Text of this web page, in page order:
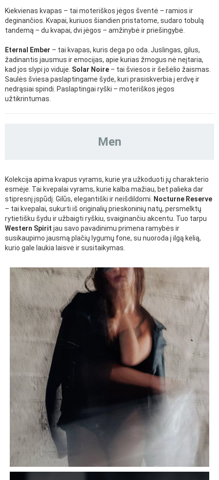
Kiekvienas kvapas – tai moteriškos jėgos šventė – ramios ir
deginančios. Kvapai, kuriuos šiandien pristatome, sudaro tobulą
tandemą – du kvapai, dvi jėgos – amžinybė ir priešingybė.
Eternal Ember – tai kvapas, kuris dega po oda. Juslingas, gilus,
žadinantis jausmus ir emocijas, apie kurias žmogus nė neįtaria,
kad jos slypi jo viduje. Solar Noire – tai šviesos ir šešėlio žaismas.
Saulės šviesa paslaptingame šyde, kuri prasiskverbia į erdvę ir
nedrąsiai spindi. Paslaptingai ryški – moteriškos jėgos
užtikrintumas.
Men
Kolekcija apima kvapus vyrams, kurie yra užkoduoti jų charakterio
esmėje. Tai kvepalai vyrams, kurie kalba mažiau, bet palieka dar
stipresnį įspūdį. Gilūs, elegantiški ir neišdildomi. Nocturne Reserve
– tai kvepalai, sukurti iš originalių prieskoninių natų, persmelktų
rytietišku šydu ir užbaigti ryškiu, svaiginančiu akcentu. Tuo tarpu
Western Spirit jau savo pavadinimu primena ramybės ir
susikaupimo jausmą plačių lygumų fone, su nuoroda į ilgą kelią,
kurio gale laukia laisvė ir susitaikymas.